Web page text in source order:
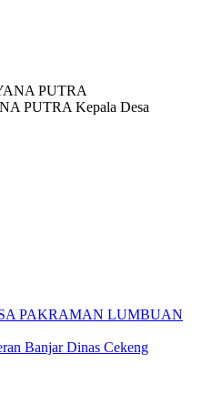
PUTRA Kepala Desa